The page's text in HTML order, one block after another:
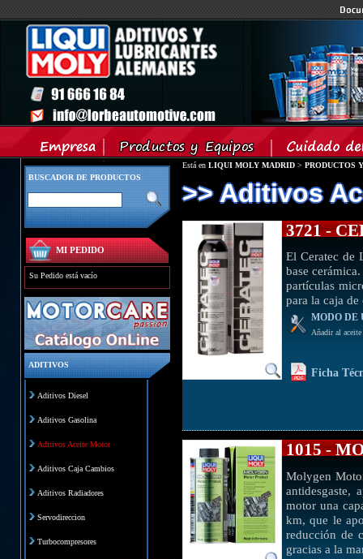
BUSCADOR DE PRODUCTOS
MI PEDIDO
Su Pedido está vacío
ADITIVOS
Aditivos Diesel
Aditivos Gasolina
Aditivos Aceite Motor
Aditivos Caja Cambios
Aditivos Radiadores
Servodireccion
Turbocompresores
Está en LIQUI MOLY MADRID > PRODUCTOS
>> Aditivos
3721 -
El Ceratec de
base
partículas
para la caja
MODO DE
Añadir al
Ficha
1015 -
Molygen
antidesgaste,
motor una
km, que le
reducción de
gracias a la